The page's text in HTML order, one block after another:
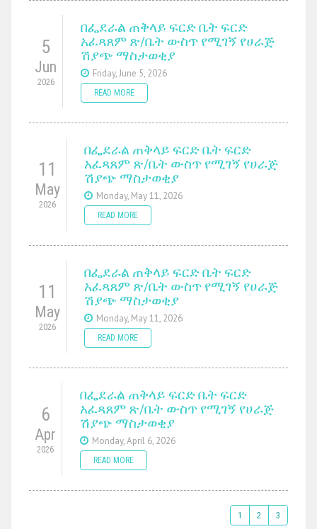
5
Jun
2026
በፌደራል ጠቅላይ ፍርድ ቤት ፍርድ
አፈጻጸም ጽ/ቤት ውስጥ የሚገኝ የሀራጅ
ሽያጭ ማስታወቂያ
Friday, June 5, 2026
READ MORE
11
May
2026
በፌደራል ጠቅላይ ፍርድ ቤት ፍርድ
አፈጻጸም ጽ/ቤት ውስጥ የሚገኝ የሀራጅ
ሽያጭ ማስታወቂያ
Monday, May 11, 2026
READ MORE
11
May
2026
በፌደራል ጠቅላይ ፍርድ ቤት ፍርድ
አፈጻጸም ጽ/ቤት ውስጥ የሚገኝ የሀራጅ
ሽያጭ ማስታወቂያ
Monday, May 11, 2026
READ MORE
6
Apr
2026
በፌደራል ጠቅላይ ፍርድ ቤት ፍርድ
አፈጻጸም ጽ/ቤት ውስጥ የሚገኝ የሀራጅ
ሽያጭ ማስታወቂያ
Monday, April 6, 2026
READ MORE
1 2 3